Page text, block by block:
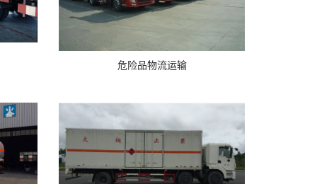
危险品物流运输